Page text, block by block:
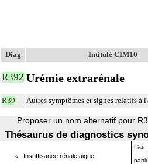
Diag Intitulé CIM10
R392 Urémie extrarénale
R39 Autres symptômes et signes relatifs à
Proposer un nom alternatif pour
Thésaurus de diagnostics
Insuffisance rénale aiguë
Liste